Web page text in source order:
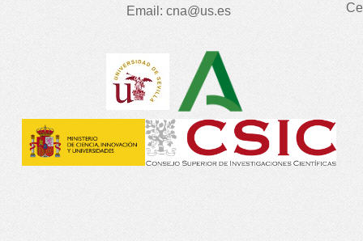
Email: cna@us.es